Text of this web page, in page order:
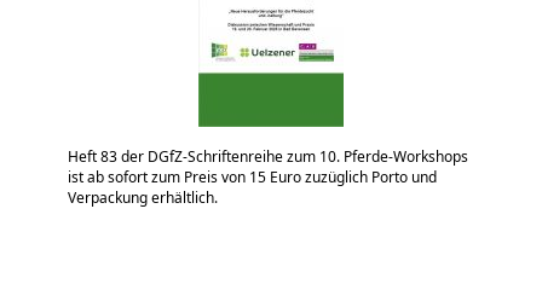
Heft 83 der DGfZ-Schriftenreihe zum 10. Pferde-Workshops
ist ab sofort zum Preis von 15 Euro zuzüglich Porto und
Verpackung erhältlich.